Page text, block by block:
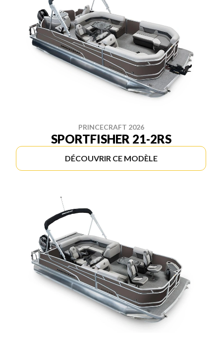
PRINCECRAFT 2026
SPORTFISHER 21-2RS
DÉCOUVRIR CE MODÈLE